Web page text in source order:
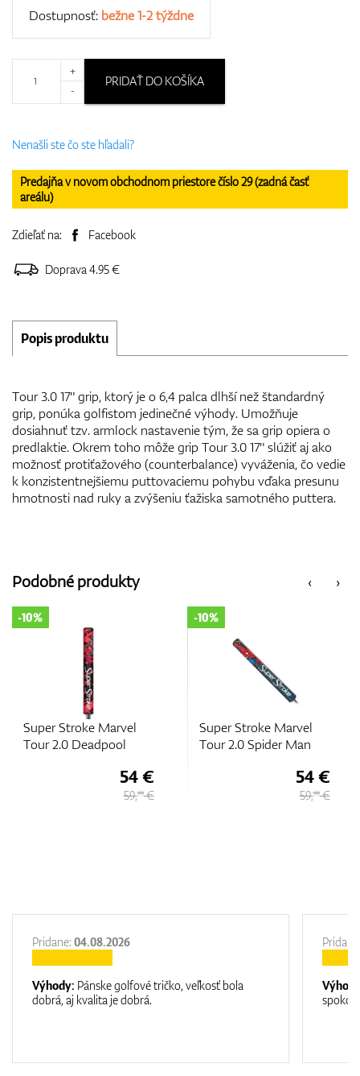
Darčekové poukážky
Dostupnosť: bežne 1-2 týždne
+
-
PRIDAŤ DO KOŠÍKA
Nenašli ste čo ste hľadali?
Predajňa v novom obchodnom priestore číslo 29 (zadná časť
areálu)
Zdieľať na: Facebook
Doprava 4.95 €
Popis produktu
Tour 3.0 17" grip, ktorý je o 6,4 palca dlhší než štandardný
grip, ponúka golfistom jedinečné výhody. Umožňuje
dosiahnuť tzv. armlock nastavenie tým, že sa grip opiera o
predlaktie. Okrem toho môže grip Tour 3.0 17" slúžiť aj ako
možnosť protiťažového (counterbalance) vyváženia, čo vedie
k konzistentnejšiemu puttovaciemu pohybu vďaka presunu
hmotnosti nad ruky a zvýšeniu ťažiska samotného puttera.
‹
Podobné produkty ›
Super Stroke Marvel
Tour 2.0 Spider Man
-10%
54 €
59,99€
Super Stroke Zenergy
Pistol 1.0
48,45 €
51 €
Pridane: 04.08.2026
Výhody: Pánske golfové tričko, veľkosť bola
dobrá, aj kvalita je dobrá.